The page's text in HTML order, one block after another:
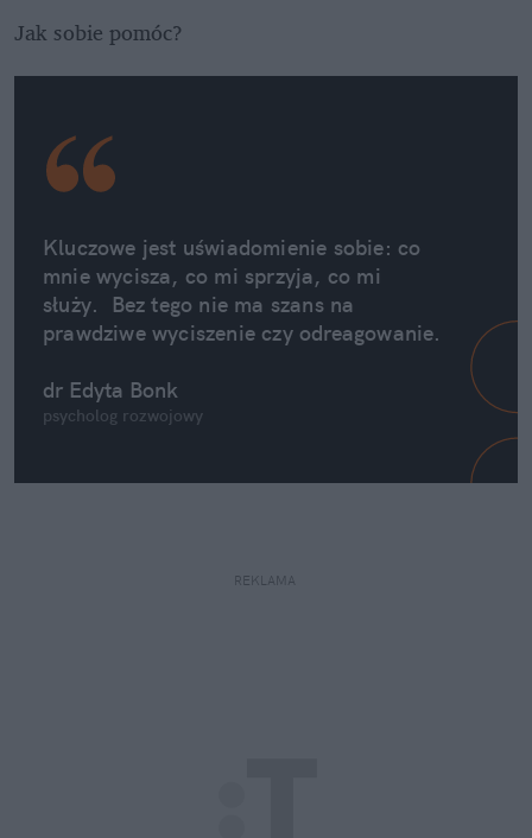
Jak sobie pomóc?
Kluczowe jest uświadomienie sobie: co
mnie wycisza, co mi sprzyja, co mi
służy.  Bez tego nie ma szans na
prawdziwe wyciszenie czy odreagowanie.
dr Edyta Bonk
psycholog rozwojowy
REKLAMA